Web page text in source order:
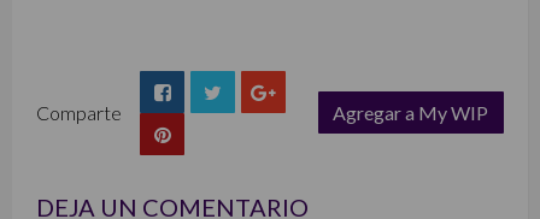
Comparte
Agregar a My WIP
DEJA UN COMENTARIO